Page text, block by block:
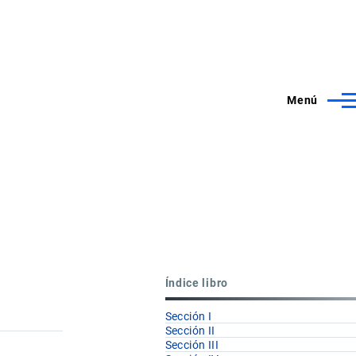
Menú
Índice libro
Sección I
Sección II
Sección III